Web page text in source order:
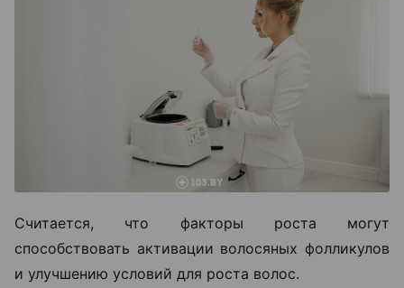
Считается, что факторы роста могут
способствовать активации волосяных фолликулов
и улучшению условий для роста волос.